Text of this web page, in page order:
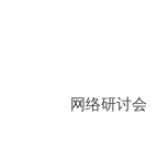
网络研讨会